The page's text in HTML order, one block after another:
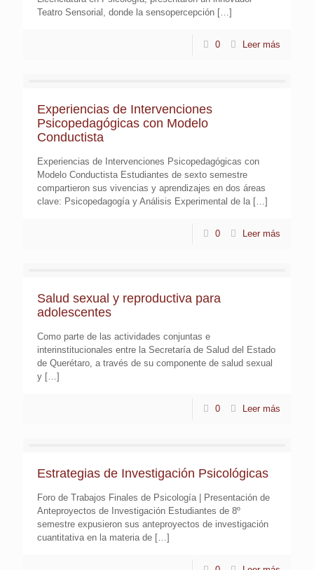
Teatro Sensorial, donde la sensopercepción […]
0 Leer más
Experiencias de Intervenciones
Psicopedagógicas con Modelo
Conductista
Experiencias de Intervenciones Psicopedagógicas con
Modelo Conductista Estudiantes de sexto semestre
compartieron sus vivencias y aprendizajes en dos áreas
clave: Psicopedagogía y Análisis Experimental de la […]
0 Leer más
Salud sexual y reproductiva para
adolescentes
Como parte de las actividades conjuntas e
interinstitucionales entre la Secretaría de Salud del Estado
de Querétaro, a través de su componente de salud sexual
y […]
0 Leer más
Estrategias de Investigación Psicológicas
Foro de Trabajos Finales de Psicología | Presentación de
Anteproyectos de Investigación Estudiantes de 8º
semestre expusieron sus anteproyectos de investigación
cuantitativa en la materia de […]